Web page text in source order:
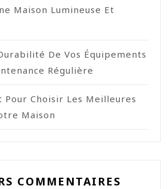
Maison Lumineuse Et
De Vos Équipements
Régulière
Pour Choisir Les Meilleures
Maison
COMMENTAIRES